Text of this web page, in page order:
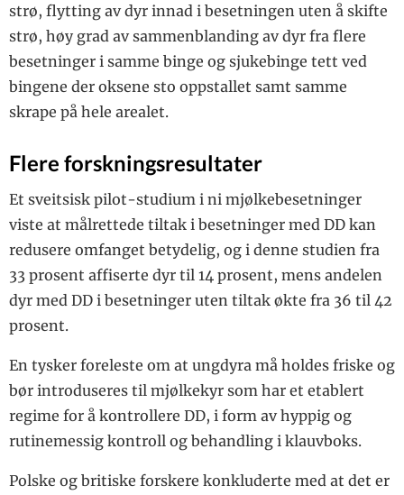
strø, flytting av dyr innad i besetningen uten å skifte
strø, høy grad av sammenblanding av dyr fra flere
besetninger i samme binge og sjukebinge tett ved
bingene der oksene sto oppstallet samt samme
skrape på hele arealet.
Flere forskningsresultater
Et sveitsisk pilot-studium i ni mjølkebesetninger
viste at målrettede tiltak i besetninger med DD kan
redusere omfanget betydelig, og i denne studien fra
33 prosent affiserte dyr til 14 prosent, mens andelen
dyr med DD i besetninger uten tiltak økte fra 36 til 42
prosent.
En tysker foreleste om at ungdyra må holdes friske og
bør introduseres til mjølkekyr som har et etablert
regime for å kontrollere DD, i form av hyppig og
rutinemessig kontroll og behandling i klauvboks.
Polske og britiske forskere konkluderte med at det er